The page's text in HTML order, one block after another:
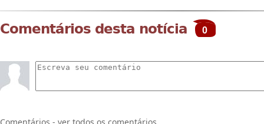
Comentários desta notícia 0